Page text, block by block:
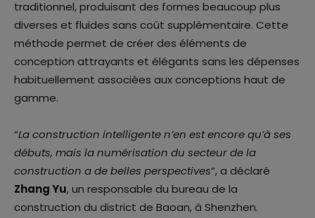
traditionnel, produisant des formes beaucoup plus
diverses et fluides sans coût supplémentaire. Cette
méthode permet de créer des éléments de
conception attrayants et élégants sans les dépenses
habituellement associées aux conceptions haut de
gamme.
“La construction intelligente n’en est encore qu’à ses
débuts, mais la numérisation du secteur de la
construction a de belles perspectives“, a déclaré
Zhang Yu, un responsable du bureau de la
construction du district de Baoan, à Shenzhen.